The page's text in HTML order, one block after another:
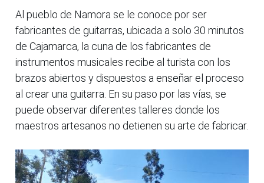
Al pueblo de Namora se le conoce por ser
fabricantes de guitarras, ubicada a solo 30 minutos
de Cajamarca, la cuna de los fabricantes de
instrumentos musicales recibe al turista con los
brazos abiertos y dispuestos a enseñar el proceso
al crear una guitarra. En su paso por las vías, se
puede observar diferentes talleres donde los
maestros artesanos no detienen su arte de fabricar.